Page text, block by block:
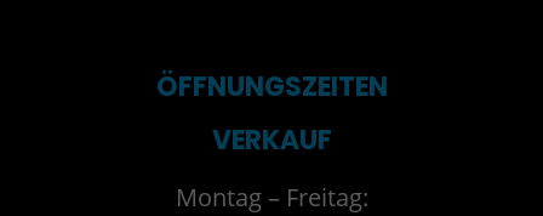
ÖFFNUNGSZEITEN
VERKAUF
Montag – Freitag: